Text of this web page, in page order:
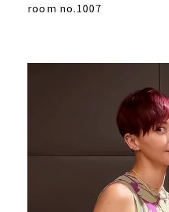
room no.1007